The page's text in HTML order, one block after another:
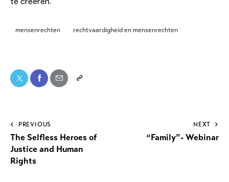
mensenrechten rechtvaardigheid en mensenrechten
PREVIOUS
The Selfless Heroes of
Justice and Human
Rights
NEXT
“Family”- Webinar